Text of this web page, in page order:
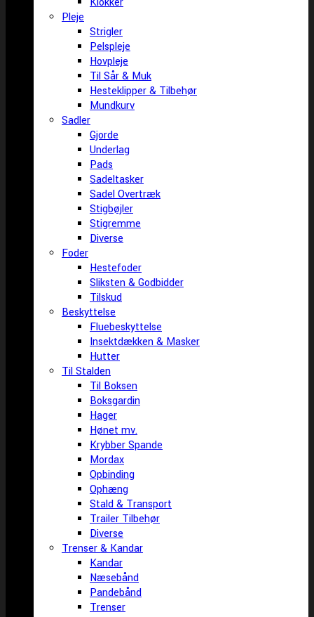
Pleje
Strigler
Pelspleje
Hovpleje
Til Sår & Muk
Hesteklipper & Tilbehør
Mundkurv
Sadler
Gjorde
Underlag
Pads
Sadeltasker
Sadel Overtræk
Stigbøjler
Stigremme
Diverse
Foder
Hestefoder
Sliksten & Godbidder
Tilskud
Beskyttelse
Fluebeskyttelse
Insektdækken & Masker
Hutter
Til Stalden
Til Boksen
Boksgardin
Hager
Hønet mv.
Krybber Spande
Mordax
Opbinding
Ophæng
Stald & Transport
Trailer Tilbehør
Diverse
Trenser & Kandar
Kandar
Næsebånd
Pandebånd
Trenser